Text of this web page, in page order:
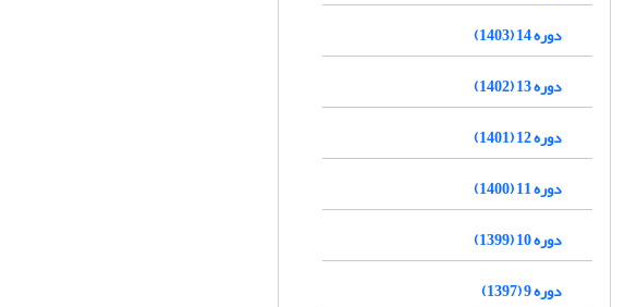
دوره 14 (1403)
دوره 13 (1402)
دوره 12 (1401)
دوره 11 (1400)
دوره 10 (1399)
دوره 9 (1397)